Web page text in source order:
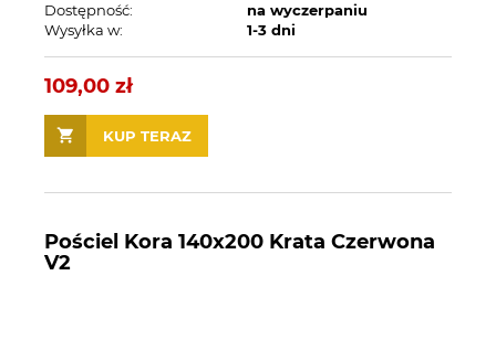
Dostępność:
na wyczerpaniu
Wysyłka w:
1-3 dni
109,00 zł
KUP TERAZ
Pościel Kora 140x200 Krata Czerwona
V2